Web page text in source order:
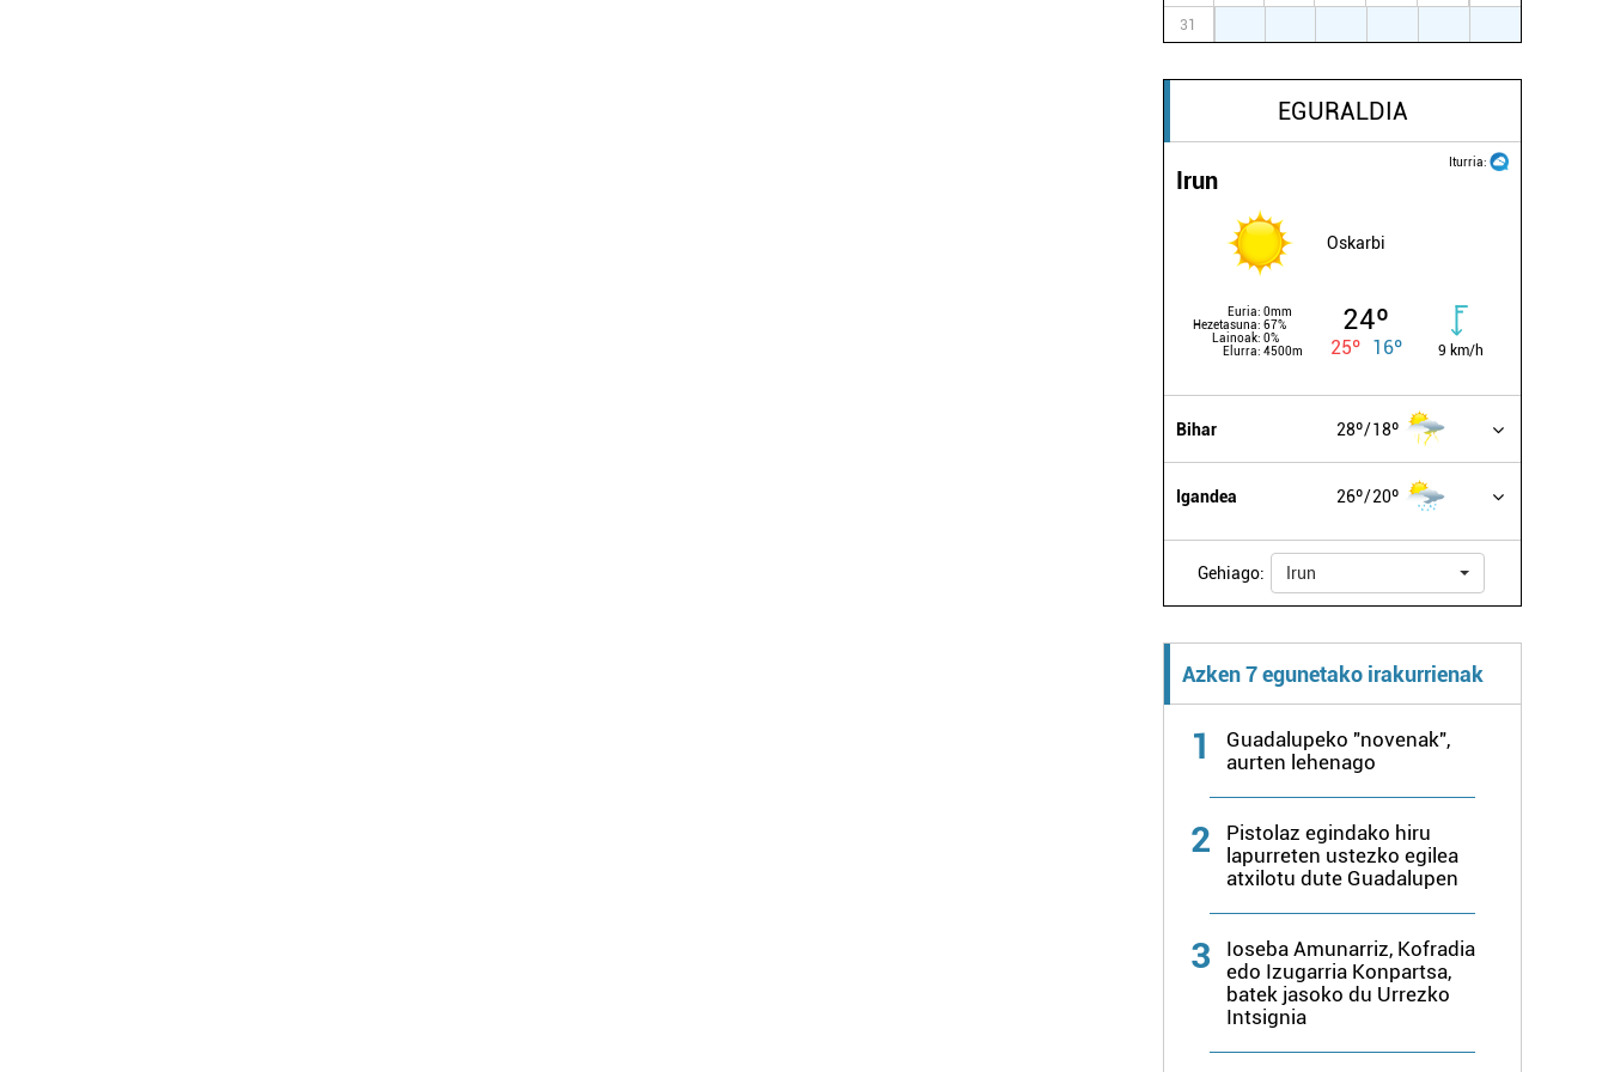
31
EGURALDIA
Iturria:
Irun
Oskarbi
Euria: 0mm
Hezetasuna: 67%
Lainoak: 0%
Elurra: 4500m
24º
25º 16º 9 km/h
Bihar 28º 18º
Igandea 26º 20º
Gehiago: Irun
Azken 7 egunetako irakurrienak
1
Guadalupeko "novenak",
aurten lehenago
2
Pistolaz egindako hiru
lapurreten ustezko egilea
atxilotu dute Guadalupen
3
Ioseba Amunarriz, Kofradia
edo Izugarria Konpartsa,
batek jasoko du Urrezko
Intsignia